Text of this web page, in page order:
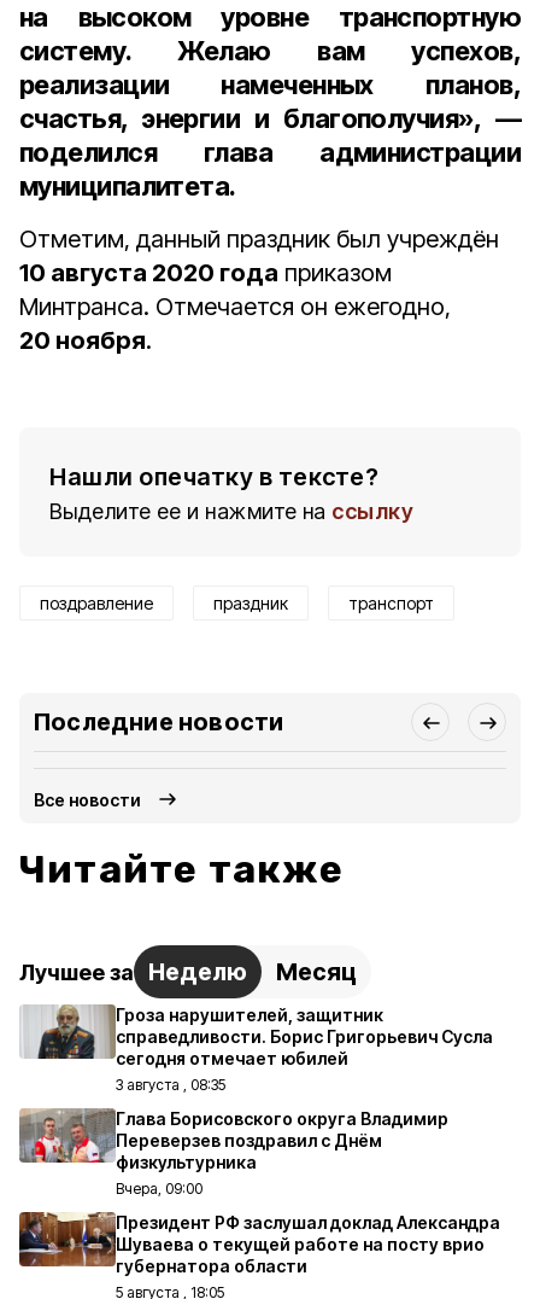
на высоком уровне транспортную
систему. Желаю вам успехов,
реализации намеченных планов,
счастья, энергии и благополучия», —
поделился глава администрации
муниципалитета.
Отметим, данный праздник был учреждён
10 августа 2020 года приказом
Минтранса. Отмечается он ежегодно,
20 ноября.
Нашли опечатку в тексте?
Выделите ее и нажмите на ссылку
поздравление праздник транспорт
Последние новости
Все новости
Читайте также
Лучшее за Неделю Месяц
Гроза нарушителей, защитник
справедливости. Борис Григорьевич Сусла
сегодня отмечает юбилей
3 августа , 08:35
Глава Борисовского округа Владимир
Переверзев поздравил с Днём
физкультурника
Вчера, 09:00
Президент РФ заслушал доклад Александра
Шуваева о текущей работе на посту врио
губернатора области
5 августа , 18:05